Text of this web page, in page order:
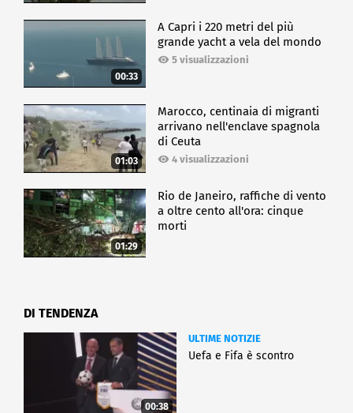
00:33
A Capri i 220 metri del più
grande yacht a vela del mondo
5 visualizzazioni
01:03
Marocco, centinaia di migranti
arrivano nell'enclave spagnola
di Ceuta
4 visualizzazioni
01:29
Rio de Janeiro, raffiche di vento
a oltre cento all'ora: cinque
morti
DI TENDENZA
00:38
ULTIME NOTIZIE
Uefa e Fifa è scontro